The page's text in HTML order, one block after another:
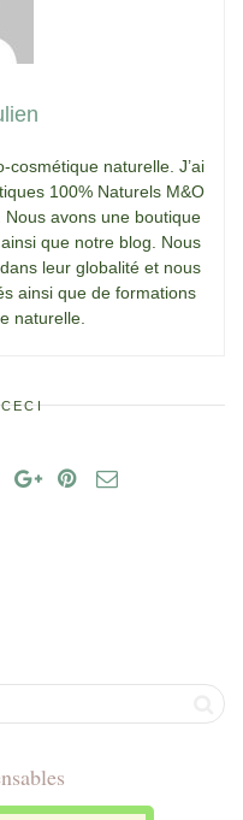
naturelle. J’ai
100% Naturels M&O
avons une boutique
que notre blog. Nous
leur globalité et nous
ainsi que de formations
naturelle.